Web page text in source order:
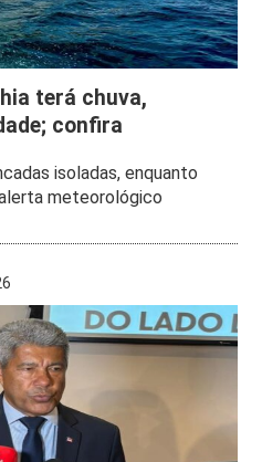
terá chuva,
confira
isoladas, enquanto
meteorológico